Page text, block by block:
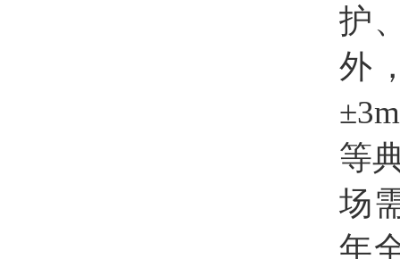
护
外
等
场
年